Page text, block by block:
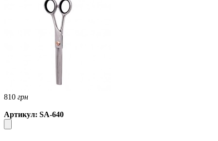
810 грн
Артикул: SA-640